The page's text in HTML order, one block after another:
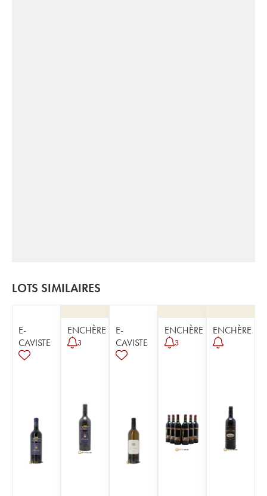
LOTS SIMILAIRES
E-
CAVISTE
ENCHÈRE
3
E-
CAVISTE
ENCHÈRE
3
ENCHÈRE